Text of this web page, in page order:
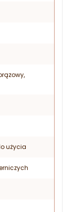
użycia